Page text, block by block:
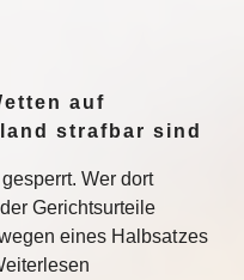
auf
strafbar sind
Wer dort
Gerichtsurteile
eines Halbsatzes